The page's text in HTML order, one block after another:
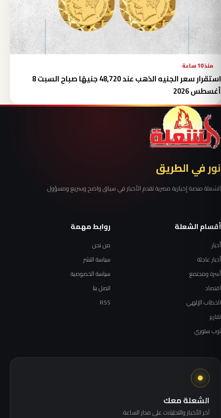
منذ 10 ساعة
استقرار سعر الجنيه الذهب عند 48,720 جنيهًا صباح السبت 8
أغسطس 2026
نور في الطريق
الشعلة منصة إخبارية مصرية تقدم الأخبار في سياق واضح وسريع ومسؤول.
أقسام الشعلة
أخبار
أخبار عاجلة
أسرة ومجتمع
اقتصاد
الخطاب الإلهي
تقارير
توب ستوري
روابط مهمة
من نحن
سياسة النشر
سياسة الخصوصية
اتصل بنا
RSS
الشعلة معك
آخر الأخبار والتحليلات على مدار الساعة.